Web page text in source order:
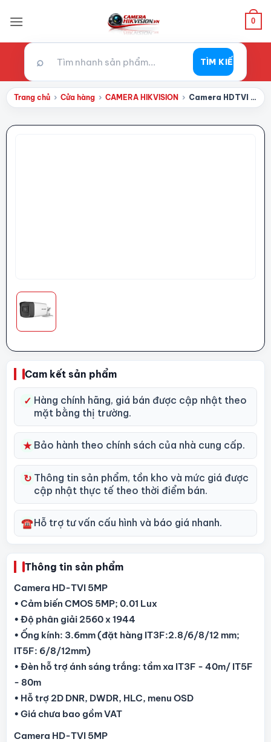
qua
0
⌕ TÌM KIẾM
Trang chủ › Cửa hàng › CAMERA HIKVISION › Camera HDTVI 5MP HIKVISION DS-2CE17H0T-IT5F
Cam kết sản phẩm
✓ Hàng chính hãng, giá bán được cập nhật theo
mặt bằng thị trường.
★ Bảo hành theo chính sách của nhà cung cấp.
↻ Thông tin sản phẩm, tồn kho và mức giá được
cập nhật thực tế theo thời điểm bán.
☎Hỗ trợ tư vấn cấu hình và báo giá nhanh.
Thông tin sản phẩm
Camera HD-TVI 5MP
• Cảm biến CMOS 5MP; 0.01 Lux
• Độ phân giải 2560 x 1944
• Ống kính: 3.6mm (đặt hàng IT3F:2.8/6/8/12 mm;
IT5F: 6/8/12mm)
• Đèn hỗ trợ ánh sáng trắng: tầm xa IT3F - 40m/ IT5F
- 80m
• Hỗ trợ 2D DNR, DWDR, HLC, menu OSD
• Giá chưa bao gồm VAT
Camera HD-TVI 5MP